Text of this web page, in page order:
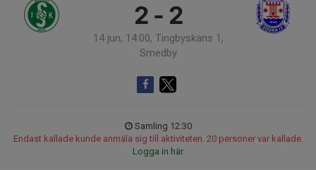
2 - 2
14 jun, 14:00, Tingbyskans 1,
Smedby
Samling 12:30
Endast kallade kunde anmäla sig till aktiviteten. 20 personer var kallade.
Logga in här